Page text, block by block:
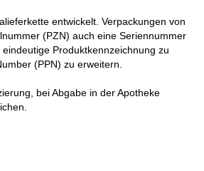
entwickelt. Verpackungen von
(PZN) auch eine Seriennummer
Produktkennzeichnung zu
(PPN) zu erweitern.
bei Abgabe in der Apotheke